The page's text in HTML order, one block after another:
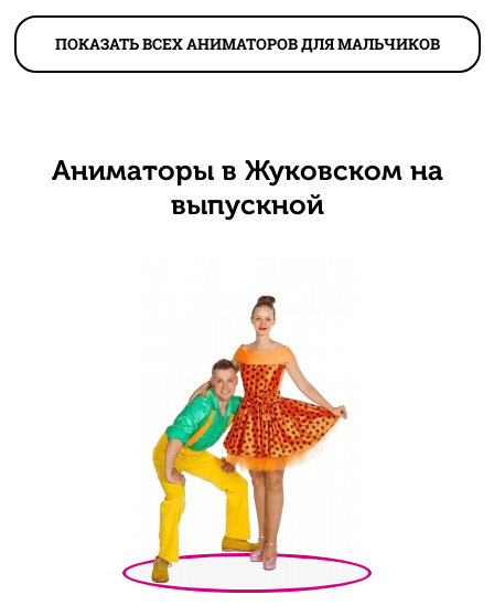
ПОКАЗАТЬ ВСЕХ АНИМАТОРОВ ДЛЯ МАЛЬЧИКОВ
Аниматоры в Жуковском на
выпускной